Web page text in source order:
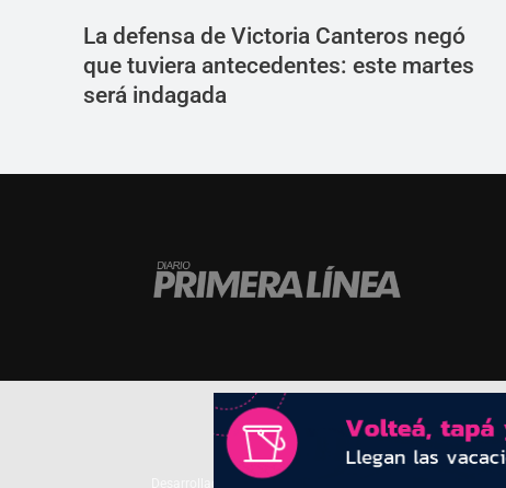
La defensa de Victoria Canteros negó
que tuviera antecedentes: este martes
será indagada
TP. Web Studio